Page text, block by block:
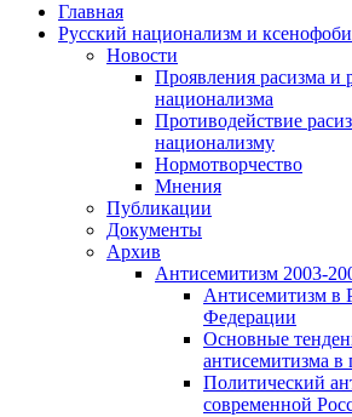
Главная
Русский национализм и
Новости
Проявления расизма и
национализма
Противодействие
национализму
Нормотворчество
Мнения
Публикации
Документы
Архив
Антисемитизм 2003-
Антисемитизм в
Федерации
Основные
антисемитизма в
Политический
современной